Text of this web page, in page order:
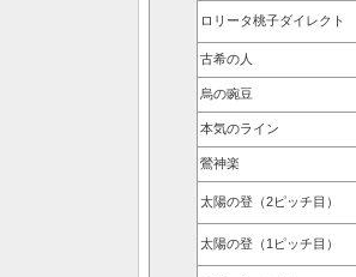
ロリータ桃子ダイレクト
古希の人
烏の豌豆
本気のライン
鶯神楽
太陽の登（2ピッチ目）
太陽の登（1ピッチ目）